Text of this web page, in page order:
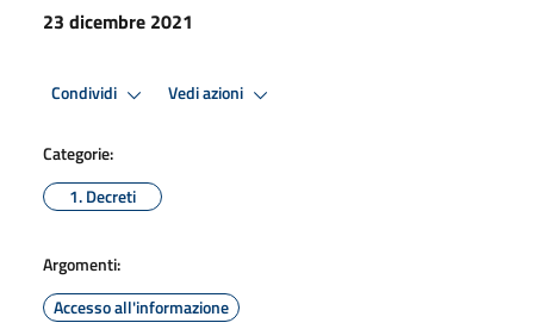
23 dicembre 2021
Condividi Vedi azioni
Categorie:
1. Decreti
Argomenti:
Accesso all'informazione